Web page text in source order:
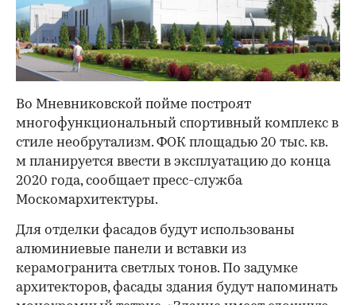
Во Мневниковской пойме построят
многофункциональный спортивный комплекс в
стиле необрутализм. ФОК площадью 20 тыс. кв.
м планируется ввести в эксплуатацию до конца
2020 года, сообщает пресс-служба
Москомархитектуры.
Для отделки фасадов будут использованы
алюминиевые панели и вставки из
керамогранита светлых тонов. По задумке
архитекторов, фасады здания будут напоминать